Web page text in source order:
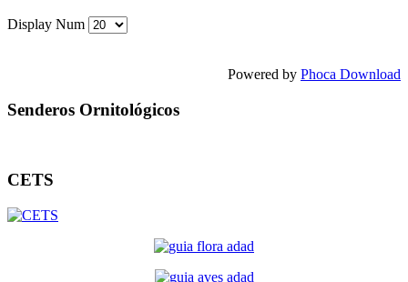
Display Num
Powered by Phoca Download
Senderos Ornitológicos
CETS